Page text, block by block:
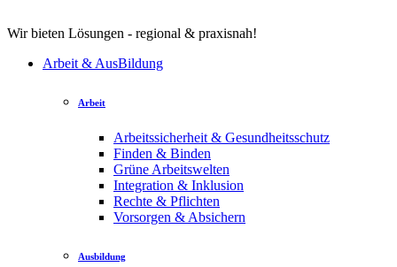
Wir bieten Lösungen - regional & praxisnah!
Arbeit & AusBildung
Arbeit
Arbeitssicherheit & Gesundheitsschutz
Finden & Binden
Grüne Arbeitswelten
Integration & Inklusion
Rechte & Pflichten
Vorsorgen & Absichern
Ausbildung